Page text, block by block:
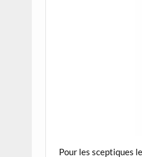
Pour les sceptiques